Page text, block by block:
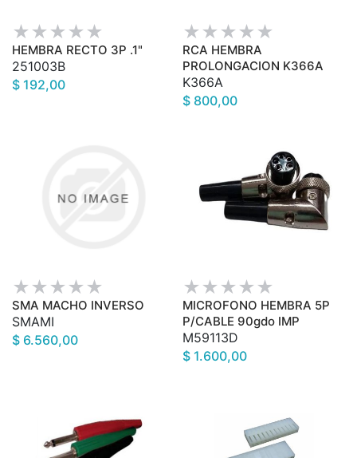
HEMBRA RECTO 3P .1"
251003B
$ 192,00
RCA HEMBRA
PROLONGACION K366A
K366A
$ 800,00
SMA MACHO INVERSO
SMAMI
$ 6.560,00
MICROFONO HEMBRA 5P
P/CABLE 90gdo IMP
M59113D
$ 1.600,00